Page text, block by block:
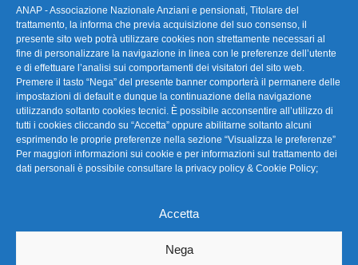
ANAP - Associazione Nazionale Anziani e pensionati, Titolare del
trattamento, la informa che previa acquisizione del suo consenso, il
presente sito web potrà utilizzare cookies non strettamente necessari al
fine di personalizzare la navigazione in linea con le preferenze dell’utente
e di effettuare l’analisi sui comportamenti dei visitatori del sito web.
Premere il tasto “Nega” del presente banner comporterà il permanere delle
impostazioni di default e dunque la continuazione della navigazione
utilizzando soltanto cookies tecnici. È possibile acconsentire all’utilizzo di
tutti i cookies cliccando su “Accetta” oppure abilitarne soltanto alcuni
esprimendo le proprie preferenze nella sezione “Visualizza le preferenze”
Per maggiori informazioni sui cookie e per informazioni sul trattamento dei
dati personali è possibile consultare la privacy policy & Cookie Policy;
Accetta
Nega
FAQ – Domande Frequenti
La nostra Newsletter
Link Utili
TG Confartigianato
Privacy & Cookie Policy
Seguici